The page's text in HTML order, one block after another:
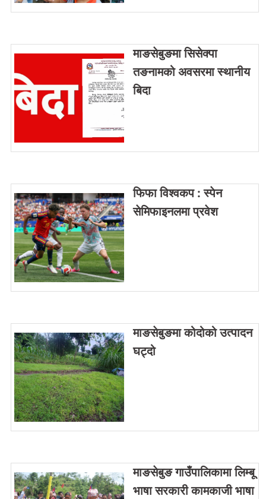
माङसेबुङमा सिसेक्पा
तङनामको अवसरमा स्थानीय
बिदा
फिफा विश्वकप : स्पेन
सेमिफाइनलमा प्रवेश
माङसेबुङमा कोदोको उत्पादन
घट्दो
माङसेबुङ गाउँपालिकामा लिम्बू
भाषा सरकारी कामकाजी भाषा